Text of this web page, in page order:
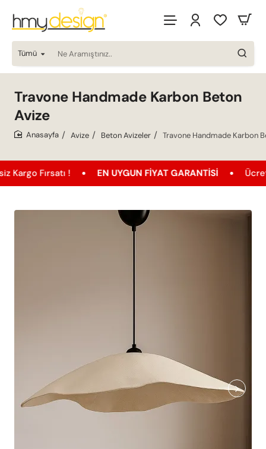
Tümü
Ne
Aramıştınız..
Travone Handmade Karbon Beton
Avize
Avize Beton Avizeler Travone Handmade Karbon
! EN UYGUN FIYAT GARANTISI Ücretsiz Kargo